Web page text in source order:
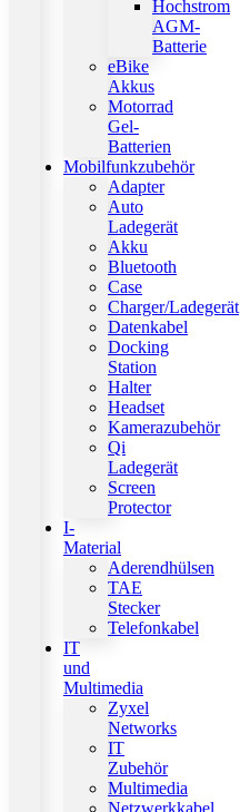
Hochstrom
AGM-
Batterie
eBike
Akkus
Motorrad
Gel-
Batterien
Mobilfunkzubehör
Adapter
Auto
Ladegerät
Akku
Bluetooth
Case
Charger/Ladegerät
Datenkabel
Docking
Station
Halter
Headset
Kamerazubehör
Qi
Ladegerät
Screen
Protector
I-
Material
Aderendhülsen
TAE
Stecker
Telefonkabel
IT
und
Multimedia
Zyxel
Networks
IT
Zubehör
Multimedia
Netzwerkkabel